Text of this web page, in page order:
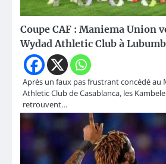
Coupe CAF : Maniema Union
Wydad Athletic Club à
Après un faux pas frustrant concédé au
Athletic Club de Casablanca, les
retrouvent…